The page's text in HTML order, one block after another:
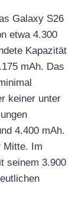
Galaxy S26
etwa 4.300
Kapazität
mAh. Das
keiner unter
4.400 mAh.
Mitte. Im
seinem 3.900